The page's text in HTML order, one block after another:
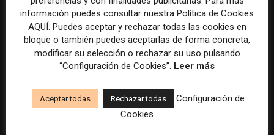
inteligencia artificial Mundial 2026
información puedes consultar nuestra Política de Cookies
AQUÍ. Puedes aceptar y rechazar todas las cookies en
bloque o también puedes aceptarlas de forma concreta,
modificar su selección o rechazar su uso pulsando
“Configuración de Cookies”. Leer más
Aceptar todas Rechazar todas
Configuración de
Cookies